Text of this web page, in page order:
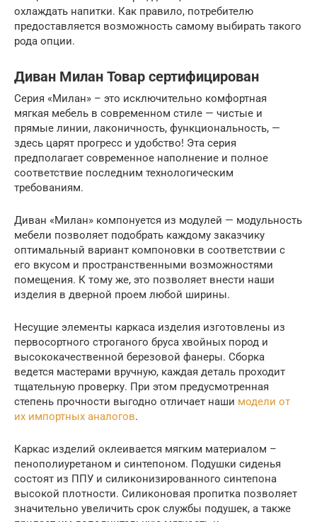
охлаждать напитки. Как правило, потребителю
предоставляется возможность самому выбирать такого
рода опции.
Диван Милан Товар сертифицирован
Серия «Милан» – это исключительно комфортная
мягкая мебель в современном стиле — чистые и
прямые линии, лаконичность, функциональность, —
здесь царят прогресс и удобство! Эта серия
предполагает современное наполнение и полное
соответствие последним технологическим
требованиям.
Диван «Милан» компонуется из модулей — модульность
мебели позволяет подобрать каждому заказчику
оптимальный вариант компоновки в соответствии с
его вкусом и пространственными возможностями
помещения. К тому же, это позволяет внести наши
изделия в дверной проем любой ширины.
Несущие элементы каркаса изделия изготовлены из
первосортного строганого бруса хвойных пород и
высококачественной березовой фанеры. Сборка
ведется мастерами вручную, каждая деталь проходит
тщательную проверку. При этом предусмотренная
степень прочности выгодно отличает наши модели от
их импортных аналогов.
Каркас изделий оклеивается мягким материалом –
пенополиуретаном и синтепоном. Подушки сиденья
состоят из ППУ и силиконизированного синтепона
высокой плотности. Силиконовая пропитка позволяет
значительно увеличить срок службы подушек, а также